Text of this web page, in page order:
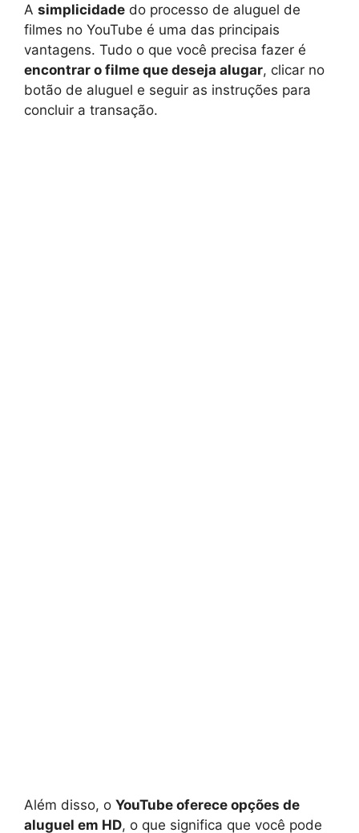
A simplicidade do processo de aluguel de
filmes no YouTube é uma das principais
vantagens. Tudo o que você precisa fazer é
encontrar o filme que deseja alugar, clicar no
botão de aluguel e seguir as instruções para
concluir a transação.
Além disso, o YouTube oferece opções de
aluguel em HD, o que significa que você pode